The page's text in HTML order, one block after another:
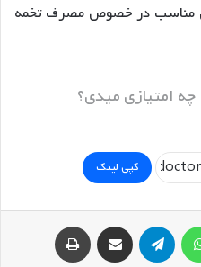
مناسب در خصوص مصرف تخمه
چه امتیازی میدی؟
کپی لینک
تلگرام اشتراک گذاری با ایمیل